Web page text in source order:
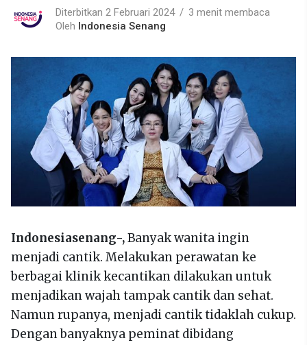
Diterbitkan 2 Februari 2024
3 menit membaca
Oleh Indonesia Senang
Indonesiasenang-,Banyak wanita ingin
menjadi cantik. Melakukan perawatan ke
berbagai klinik kecantikan dilakukan untuk
menjadikan wajah tampak cantik dan sehat.
Namun rupanya, menjadi cantik tidaklah cukup.
Dengan banyaknya peminat dibidang